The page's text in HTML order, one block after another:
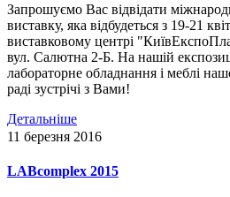
Запрошуємо Вас відвідати
виставку, яка відбудеться з 19-21
виставковому центрі
вул. Салютна 2-Б. На нашій
лабораторне обладнання і меблі
раді зустрічі з Вами!
Детальніше
11 березня 2016
LABcomplex 2015